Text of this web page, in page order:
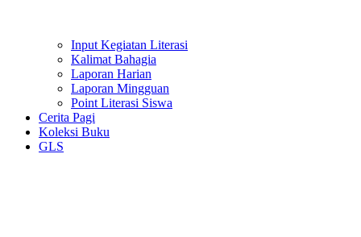
Input Kegiatan Literasi
Kalimat Bahagia
Laporan Harian
Laporan Mingguan
Point Literasi Siswa
Cerita Pagi
Koleksi Buku
GLS